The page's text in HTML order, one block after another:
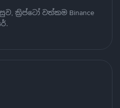
ක්‍රිප්ටෝ වත්කම Binance